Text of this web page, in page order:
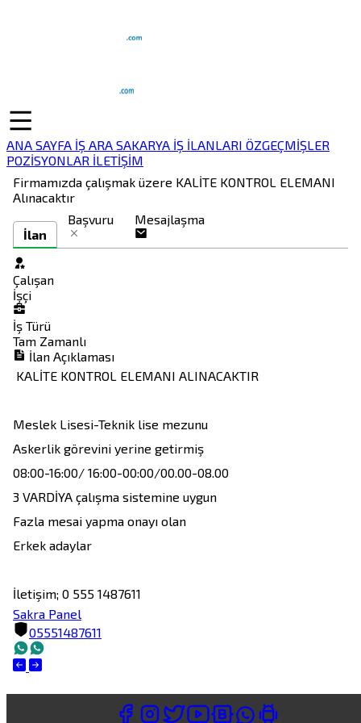
ANA SAYFA İŞ ARA SAKARYA İŞ İLANLARI ÖZGEÇMİŞLER
POZİSYONLAR İLETİŞİM
Firmamızda çalışmak üzere KALİTE KONTROL ELEMANI
Alınacaktır
İlan
Başvuru Mesajlaşma
Çalışan
İşçi
İş Türü
Tam Zamanlı
İlan Açıklaması
Meslek Lisesi-Teknik lise mezunu
Askerlik görevini yerine getirmiş
08:00-16:00/ 16:00-00:00/00.00-08.00
3 VARDİYA çalışma sistemine uygun
Fazla mesai yapma onayı olan
Erkek adaylar
Sakra Panel
05551487611